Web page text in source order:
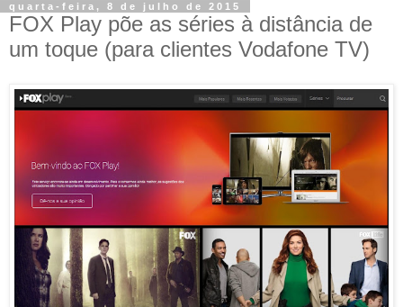
quarta-feira, 8 de julho de 2015
FOX Play põe as séries à distância de
um toque (para clientes Vodafone TV)